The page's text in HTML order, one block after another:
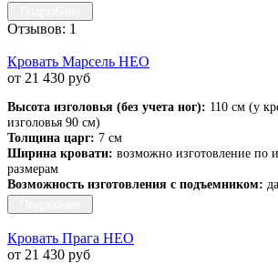
Отзывов: 1
Кровать Марсель НЕО
от 21 430 руб
Высота изголовья (без учета ног): 110 см (у
изголовья 90 см)
Толщина царг: 7 см
Ширина кровати: возможно изготовление по
размерам
Возможность изготовления с подъемником: да
Кровать Прага НЕО
от 21 430 руб